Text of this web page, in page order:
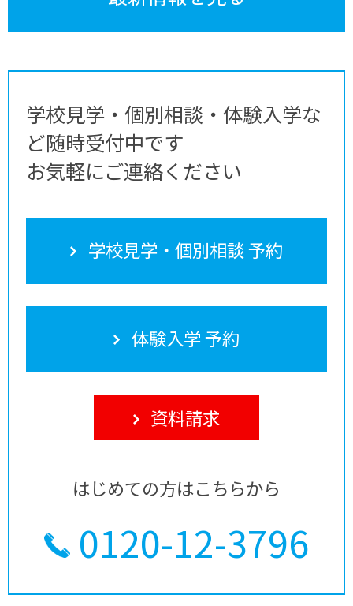
学校見学・個別相談・体験入学な
ど随時受付中です
お気軽にご連絡ください
学校見学・個別相談 予約
体験入学 予約
資料請求
はじめての方はこちらから
0120-12-3796